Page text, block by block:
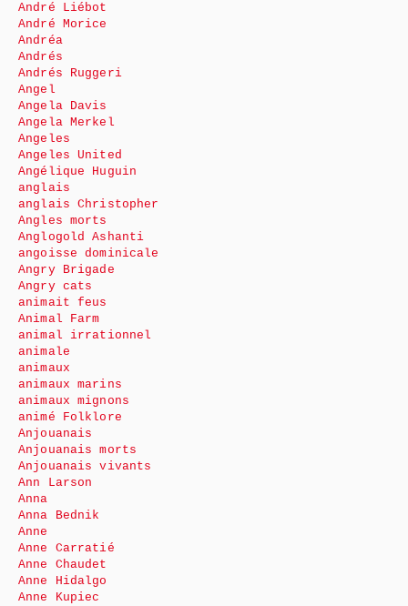
André Liébot
André Morice
Andréa
Andrés
Andrés Ruggeri
Angel
Angela Davis
Angela Merkel
Angeles
Angeles United
Angélique Huguin
anglais
anglais Christopher
Angles morts
Anglogold Ashanti
angoisse dominicale
Angry Brigade
Angry cats
animait feus
Animal Farm
animal irrationnel
animale
animaux
animaux marins
animaux mignons
animé Folklore
Anjouanais
Anjouanais morts
Anjouanais vivants
Ann Larson
Anna
Anna Bednik
Anne
Anne Carratié
Anne Chaudet
Anne Hidalgo
Anne Kupiec